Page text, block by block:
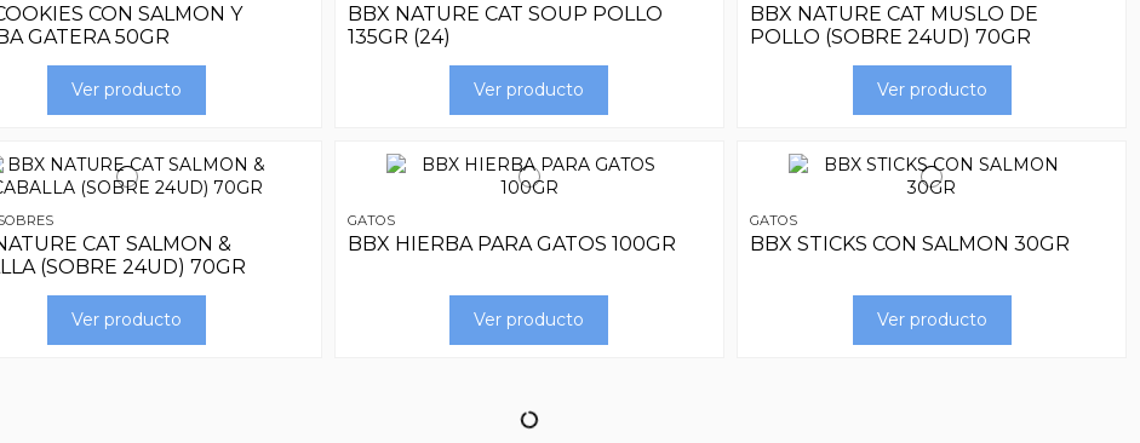
CON SALMON Y
GATERA 50GR
Ver producto
BBX NATURE CAT SOUP POLLO
135GR (24)
Ver producto
BBX NATURE CAT MUSLO DE
POLLO (SOBRE 24UD) 70GR
Ver producto
CAT SALMON &
(SOBRE 24UD) 70GR
Ver producto
GATOS
BBX HIERBA PARA GATOS 100GR
Ver producto
GATOS
BBX STICKS CON SALMON 30GR
Ver producto